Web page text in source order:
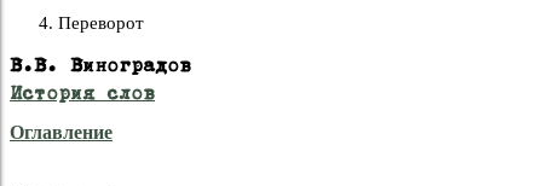
Переворот
В.В. Виноградов
История слов
Оглавление